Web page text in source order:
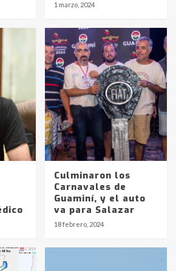
1 marzo, 2024
Culminaron los
Carnavales de
Guaminí, y el auto
va para Salazar
18 febrero, 2024
de los adolescentes
que fueron
del fatal accidente
mañana del lunes